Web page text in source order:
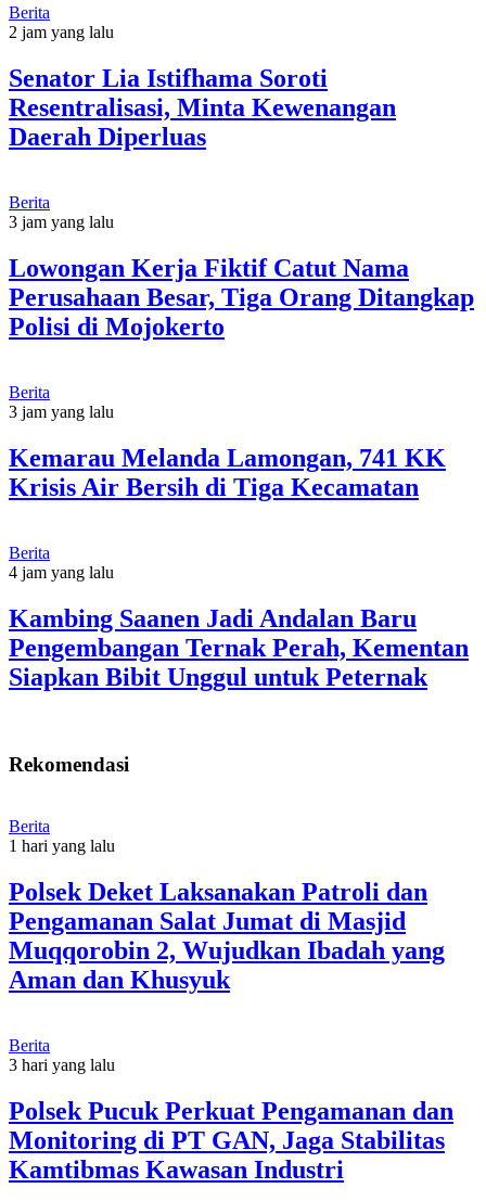
Berita
2 jam yang lalu
Senator Lia Istifhama Soroti
Resentralisasi, Minta Kewenangan
Daerah Diperluas
Berita
3 jam yang lalu
Lowongan Kerja Fiktif Catut Nama
Perusahaan Besar, Tiga Orang Ditangkap
Polisi di Mojokerto
Berita
3 jam yang lalu
Kemarau Melanda Lamongan, 741 KK
Krisis Air Bersih di Tiga Kecamatan
Berita
4 jam yang lalu
Kambing Saanen Jadi Andalan Baru
Pengembangan Ternak Perah, Kementan
Siapkan Bibit Unggul untuk Peternak
Rekomendasi
Berita
1 hari yang lalu
Polsek Deket Laksanakan Patroli dan
Pengamanan Salat Jumat di Masjid
Muqqorobin 2, Wujudkan Ibadah yang
Aman dan Khusyuk
Berita
3 hari yang lalu
Polsek Pucuk Perkuat Pengamanan dan
Monitoring di PT GAN, Jaga Stabilitas
Kamtibmas Kawasan Industri